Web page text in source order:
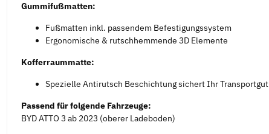
Gummifußmatten:
Fußmatten inkl. passendem Befestigungssystem
Ergonomische & rutschhemmende 3D Elemente
Kofferraummatte:
Spezielle Antirutsch Beschichtung sichert Ihr Transportgut
Passend für folgende Fahrzeuge:
BYD ATTO 3 ab 2023 (oberer Ladeboden)